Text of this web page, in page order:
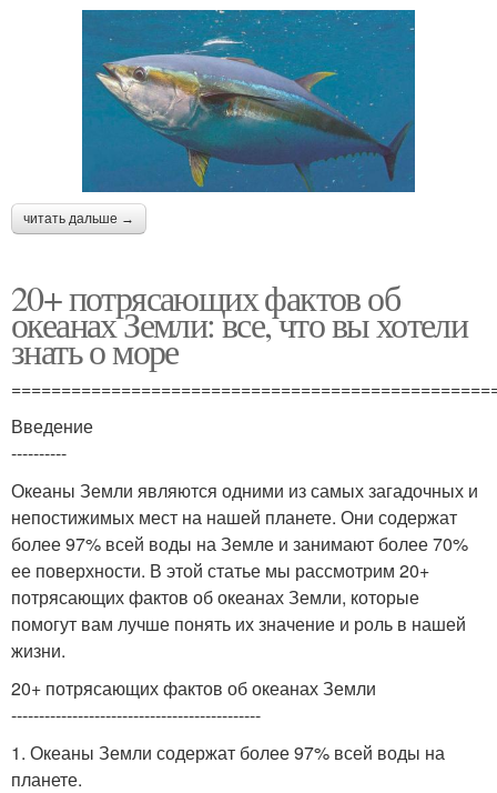
читать дальше →
20+ потрясающих фактов об
океанах Земли: все, что вы хотели
знать о море
Введение
----------
Океаны Земли являются одними из самых загадочных и
непостижимых мест на нашей планете. Они содержат
более 97% всей воды на Земле и занимают более 70%
ее поверхности. В этой статье мы рассмотрим 20+
потрясающих фактов об океанах Земли, которые
помогут вам лучше понять их значение и роль в нашей
жизни.
20+ потрясающих фактов об океанах Земли
---------------------------------------------
1. Океаны Земли содержат более 97% всей воды на
планете.